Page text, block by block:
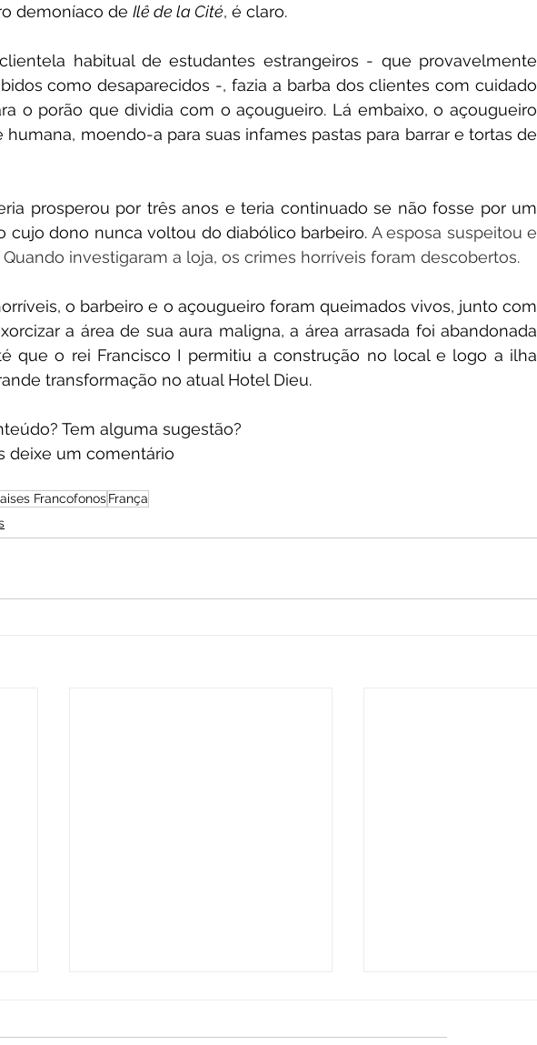
demoníaco de Ilê de la Cité, é claro.
habitual de estudantes estrangeiros - que provavelmente
como desaparecidos -, fazia a barba dos clientes com cuidado
o porão que dividia com o açougueiro. Lá embaixo, o açougueiro
humana, moendo-a para suas infames pastas para barrar e tortas de
prosperou por três anos e teria continuado se não fosse por um
cujo dono nunca voltou do diabólico barbeiro. A esposa suspeitou e
investigaram a loja, os crimes horríveis foram descobertos.
o barbeiro e o açougueiro foram queimados vivos, junto com
a área de sua aura maligna, a área arrasada foi abandonada
que o rei Francisco I permitiu a construção no local e logo a ilha
transformação no atual Hotel Dieu.
Tem alguma sugestão?
deixe um comentário
FrancofonosFrança